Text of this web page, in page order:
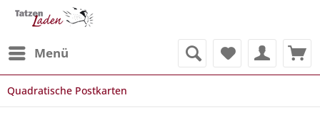
Menü
Quadratische Postkarten